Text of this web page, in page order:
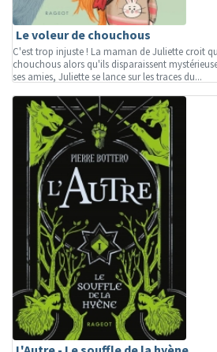
Le voleur de chouchous
C'est trop injuste ! La maman de Juliette croit
chouchous alors qu'ils disparaissent
ses amies, Juliette se lance sur les traces du...